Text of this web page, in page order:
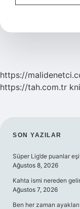
https://
https://tah.com.tr
SON YAZILAR
Süper Lig’de puanlar
Ağustos 8, 2026
Kahta ismi nereden
Ağustos 7, 2026
Ben her zaman